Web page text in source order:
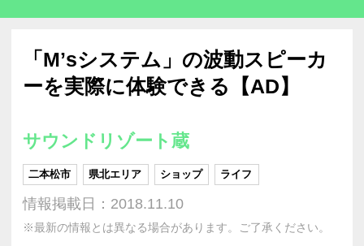
「Mʼsシステム」の波動スピーカ
ーを実際に体験できる【AD】
サウンドリゾート蔵
二本松市 県北エリア ショップ ライフ
情報掲載日：2018.11.10
※最新の情報とは異なる場合があります。ご了承ください。